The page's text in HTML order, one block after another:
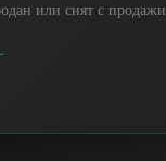
или снят с продажи